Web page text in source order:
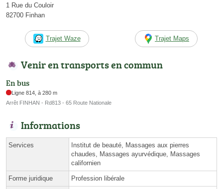
1 Rue du Couloir
82700 Finhan
Trajet Waze Trajet Maps
Venir en transports en commun
En bus
Ligne 814, à 280 m
Arrêt FINHAN - Rd813 - 65 Route Nationale
Informations
Services
Institut de beauté, Massages aux pierres
chaudes, Massages ayurvédique, Massages
californien
Forme juridique Profession libérale